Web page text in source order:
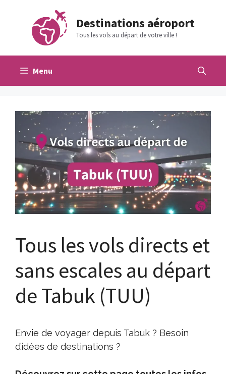
contenu
Destinations aéroport
Tous les vols au départ de votre ville !
Menu
Tous les vols directs et
sans escales au départ
de Tabuk (TUU)
Envie de voyager depuis Tabuk ? Besoin
d’idées de destinations ?